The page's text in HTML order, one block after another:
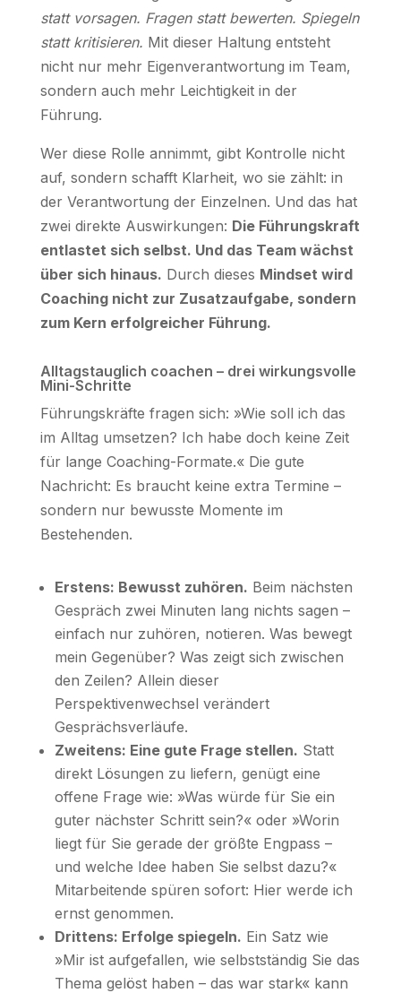
statt vorsagen. Fragen statt bewerten. Spiegeln
statt kritisieren. Mit dieser Haltung entsteht
nicht nur mehr Eigenverantwortung im Team,
sondern auch mehr Leichtigkeit in der
Führung.
Wer diese Rolle annimmt, gibt Kontrolle nicht
auf, sondern schafft Klarheit, wo sie zählt: in
der Verantwortung der Einzelnen. Und das hat
zwei direkte Auswirkungen: Die Führungskraft
entlastet sich selbst. Und das Team wächst
über sich hinaus. Durch dieses Mindset wird
Coaching nicht zur Zusatzaufgabe, sondern
zum Kern erfolgreicher Führung.
Alltagstauglich coachen – drei wirkungsvolle
Mini-Schritte
Führungskräfte fragen sich: »Wie soll ich das
im Alltag umsetzen? Ich habe doch keine Zeit
für lange Coaching-Formate.« Die gute
Nachricht: Es braucht keine extra Termine –
sondern nur bewusste Momente im
Bestehenden.
Erstens: Bewusst zuhören. Beim nächsten
Gespräch zwei Minuten lang nichts sagen –
einfach nur zuhören, notieren. Was bewegt
mein Gegenüber? Was zeigt sich zwischen
den Zeilen? Allein dieser
Perspektivenwechsel verändert
Gesprächsverläufe.
Zweitens: Eine gute Frage stellen. Statt
direkt Lösungen zu liefern, genügt eine
offene Frage wie: »Was würde für Sie ein
guter nächster Schritt sein?« oder »Worin
liegt für Sie gerade der größte Engpass –
und welche Idee haben Sie selbst dazu?«
Mitarbeitende spüren sofort: Hier werde ich
ernst genommen.
Drittens: Erfolge spiegeln. Ein Satz wie
»Mir ist aufgefallen, wie selbstständig Sie das
Thema gelöst haben – das war stark« kann